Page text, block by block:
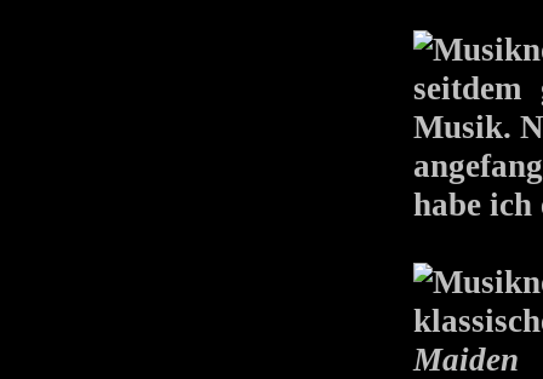
Musik.
habe
Maiden